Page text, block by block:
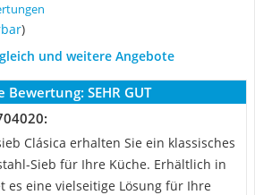
)
und weitere Angebote
Bewertung: SEHR GUT
Clásica erhalten Sie ein klassisches
Sieb für Ihre Küche. Erhältlich in
es eine vielseitige Lösung für Ihre